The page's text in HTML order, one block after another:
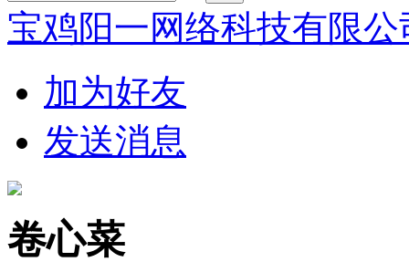
宝鸡阳一网络科技有限公
加为好友
发送消息
卷心菜